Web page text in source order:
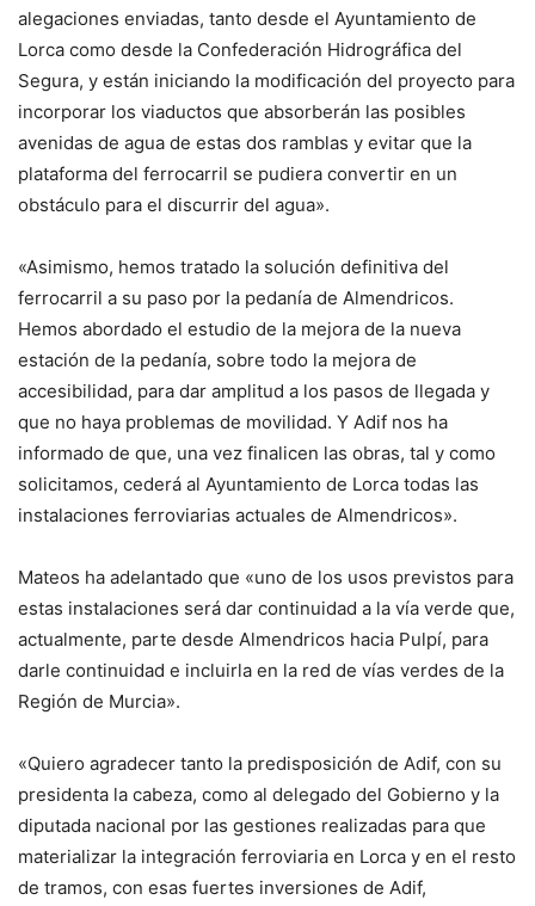
alegaciones enviadas, tanto desde el Ayuntamiento de
Lorca como desde la Confederación Hidrográfica del
Segura, y están iniciando la modificación del proyecto para
incorporar los viaductos que absorberán las posibles
avenidas de agua de estas dos ramblas y evitar que la
plataforma del ferrocarril se pudiera convertir en un
obstáculo para el discurrir del agua».
«Asimismo, hemos tratado la solución definitiva del
ferrocarril a su paso por la pedanía de Almendricos.
Hemos abordado el estudio de la mejora de la nueva
estación de la pedanía, sobre todo la mejora de
accesibilidad, para dar amplitud a los pasos de llegada y
que no haya problemas de movilidad. Y Adif nos ha
informado de que, una vez finalicen las obras, tal y como
solicitamos, cederá al Ayuntamiento de Lorca todas las
instalaciones ferroviarias actuales de Almendricos».
Mateos ha adelantado que «uno de los usos previstos para
estas instalaciones será dar continuidad a la vía verde que,
actualmente, parte desde Almendricos hacia Pulpí, para
darle continuidad e incluirla en la red de vías verdes de la
Región de Murcia».
«Quiero agradecer tanto la predisposición de Adif, con su
presidenta la cabeza, como al delegado del Gobierno y la
diputada nacional por las gestiones realizadas para que
materializar la integración ferroviaria en Lorca y en el resto
de tramos, con esas fuertes inversiones de Adif,